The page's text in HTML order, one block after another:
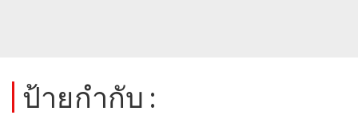
ป้ายกำกับ :